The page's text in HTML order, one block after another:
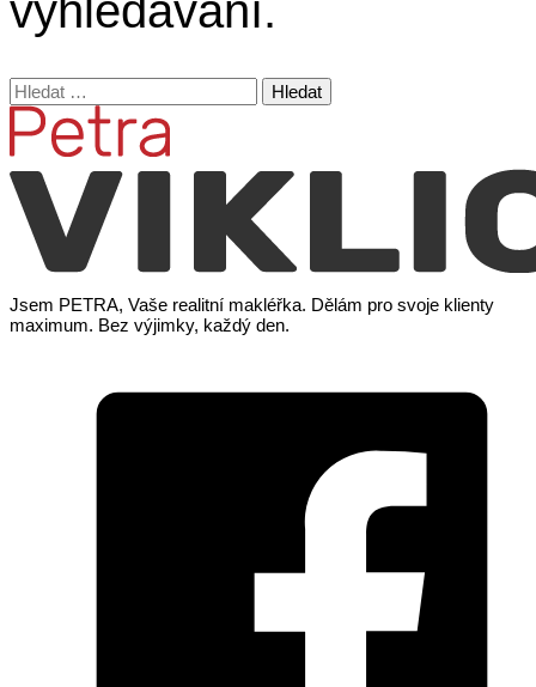
vyhledávání.
Vyhledávání
Jsem PETRA, Vaše realitní makléřka. Dělám pro svoje klienty
maximum. Bez výjimky, každý den.